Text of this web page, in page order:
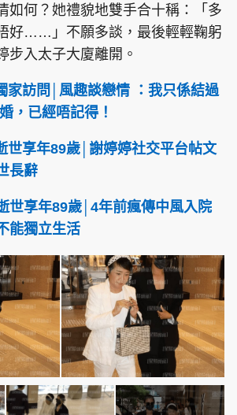
如何？她禮貌地雙手合十稱：「多
……」不願多談，最後輕輕鞠躬
步入太子大廈離開。
家訪問│風趣談戀情 ：我只係結過
，已經唔記得！
世享年89歲│謝婷婷社交平台帖文
長辭
世享年89歲│4年前瘋傳中風入院
能獨立生活